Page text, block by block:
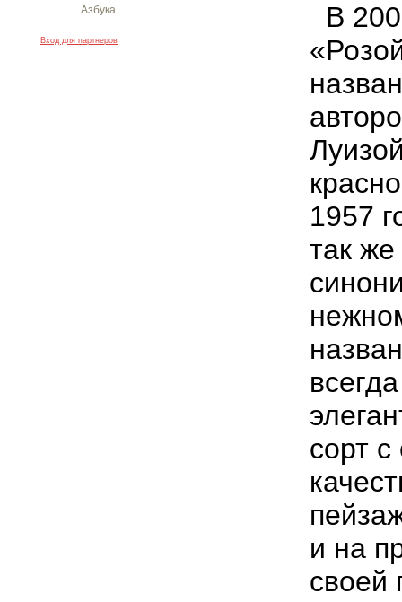
Азбука
Вход для партнеров
В
1957
так
сорт
и на
своей